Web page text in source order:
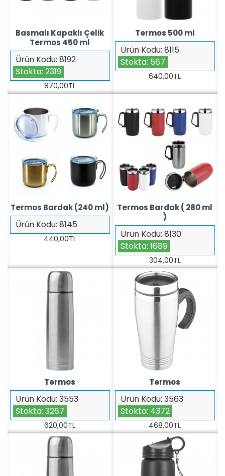
Ürün Kodu: 8192
Stokta: 2319
Basmalı Kapaklı Çelik
Termos 450 ml
870,00TL
Ürün Kodu: 8115
Stokta: 567
Termos 500 ml
640,00TL
Ürün Kodu: 8145
Termos Bardak (240 ml)
440,00TL Ürün Kodu: 8130
Stokta: 1689
Termos Bardak ( 280 ml
)
304,00TL
Ürün Kodu: 3553
Stokta: 3267
Termos
620,00TL
Ürün Kodu: 3563
Stokta: 4372
Termos
468,00TL